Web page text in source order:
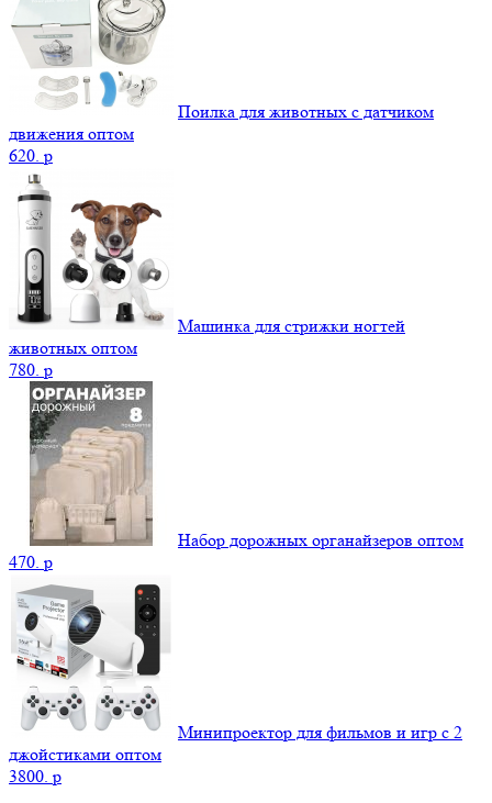
Поилка для животных с датчиком
движения оптом
620. p
Машинка для стрижки ногтей
животных оптом
780. p
Набор дорожных органайзеров оптом
470. p
Минипроектор для фильмов и игр с 2
джойстиками оптом
3800. p